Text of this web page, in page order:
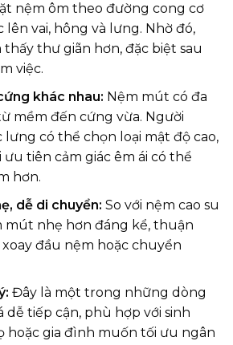
nệm ôm theo đường cong cơ
lên vai, hông và lưng. Nhờ đó,
thấy thư giãn hơn, đặc biệt sau
việc.
khác nhau: Nệm mút có đa
mềm đến cứng vừa. Người
có thể chọn loại mật độ cao,
tiên cảm giác êm ái có thể
hơn.
dễ di chuyển: So với nệm cao su
mút nhẹ hơn đáng kể, thuận
xoay đầu nệm hoặc chuyển
Đây là một trong những dòng
dễ tiếp cận, phù hợp với sinh
hoặc gia đình muốn tối ưu ngân